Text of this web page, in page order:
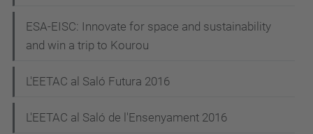
ESA-EISC: Innovate for space and sustainability
and win a trip to Kourou
L'EETAC al Saló Futura 2016
L'EETAC al Saló de l'Ensenyament 2016